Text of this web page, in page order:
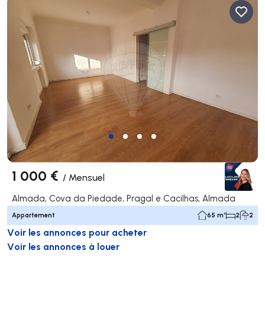
1 000 € / Mensuel
Almada, Cova da Piedade, Pragal e Cacilhas, Almada
Appartement 65 m² 2 2
Voir les annonces pour acheter
Voir les annonces à louer